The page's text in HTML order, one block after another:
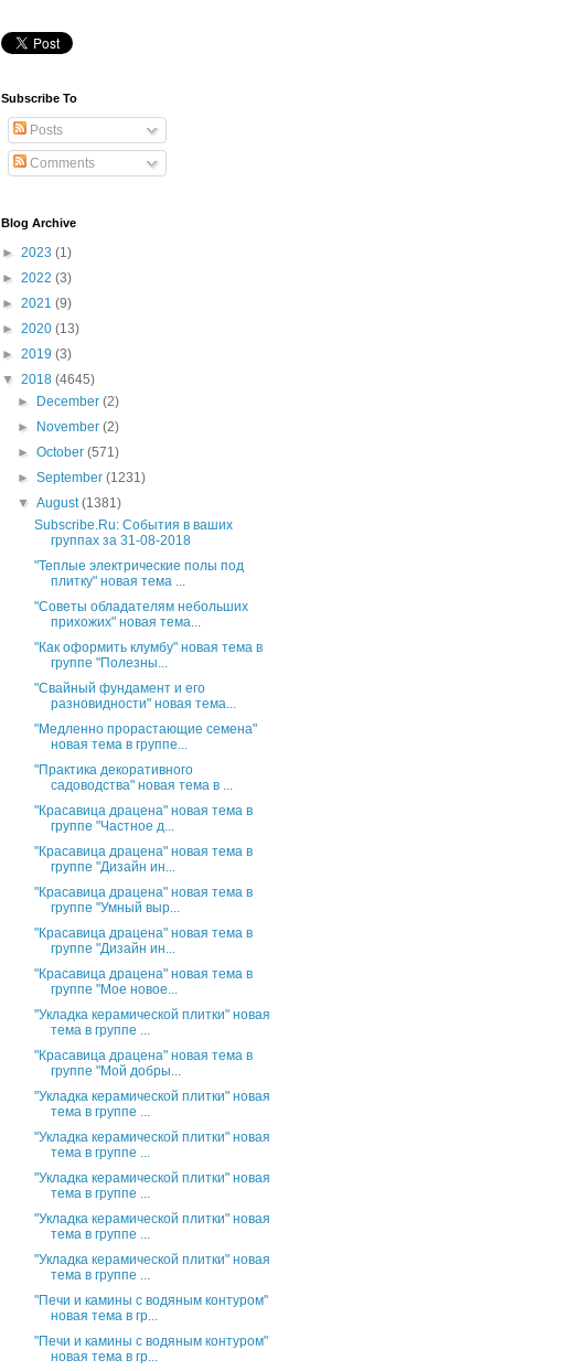
Subscribe To
Posts
Comments
Blog Archive
► 2023 (1)
► 2022 (3)
► 2021 (9)
► 2020 (13)
► 2019 (3)
▼ 2018 (4645)
►
December(2)
►
November(2)
►October(571)
►September(1231)
▼August(1381)
Subscribe.Ru: События в ваших
группах за 31-08-2018
"Теплые электрические полы под
плитку" новая тема ...
"Советы обладателям небольших
прихожих" новая тема...
"Как оформить клумбу" новая тема в
группе "Полезны...
"Свайный фундамент и его
разновидности" новая тема...
"Медленно прорастающие семена"
новая тема в группе...
"Практика декоративного
садоводства" новая тема в ...
"Красавица драцена" новая тема в
группе "Частное д...
"Красавица драцена" новая тема в
группе "Дизайн ин...
"Красавица драцена" новая тема в
группе "Умный выр...
"Красавица драцена" новая тема в
группе "Дизайн ин...
"Красавица драцена" новая тема в
группе "Мое новое...
"Укладка керамической плитки" новая
тема в группе ...
"Красавица драцена" новая тема в
группе "Мой добры...
"Укладка керамической плитки" новая
тема в группе ...
"Укладка керамической плитки" новая
тема в группе ...
"Укладка керамической плитки" новая
тема в группе ...
"Укладка керамической плитки" новая
тема в группе ...
"Укладка керамической плитки" новая
тема в группе ...
"Печи и камины с водяным контуром"
новая тема в гр...
"Печи и камины с водяным контуром"
новая тема в гр...